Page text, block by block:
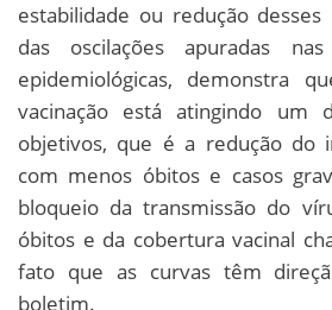
estabilidade ou redução desses
das oscilações apuradas
epidemiológicas, demonstra
vacinação está atingindo um
objetivos, que é a redução do
com menos óbitos e casos
bloqueio da transmissão do
óbitos e da cobertura vacinal
fato que as curvas têm
boletim.